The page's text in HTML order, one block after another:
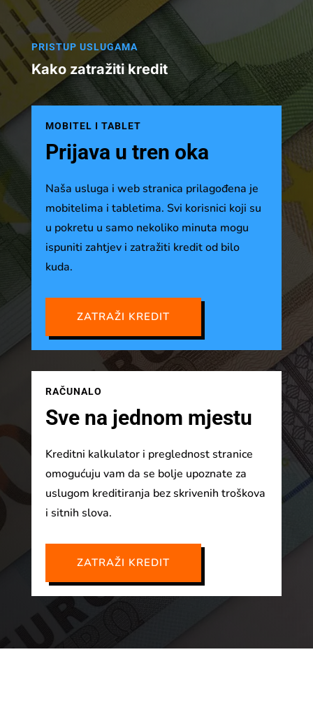
PRISTUP USLUGAMA
Kako zatražiti kredit
MOBITEL I TABLET
Prijava u tren oka
Naša usluga i web stranica prilagođena je
mobitelima i tabletima. Svi korisnici koji su
u pokretu u samo nekoliko minuta mogu
ispuniti zahtjev i zatražiti kredit od bilo
kuda.
ZATRAŽI KREDIT
RAČUNALO
Sve na jednom mjestu
Kreditni kalkulator i preglednost stranice
omogućuju vam da se bolje upoznate za
uslugom kreditiranja bez skrivenih troškova
i sitnih slova.
ZATRAŽI KREDIT